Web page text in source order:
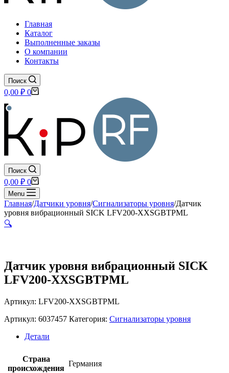
Главная
Каталог
Выполненные заказы
О компании
Контакты
Поиск
Корзина
0,00 ₽ 0
Поиск
Корзина
0,00 ₽ 0
Menu
Главная/Датчики уровня/Сигнализаторы уровня/Датчик
уровня вибрационный SICK LFV200-XXSGBTPML
🔍
Датчик уровня вибрационный SICK
LFV200-XXSGBTPML
Артикул: LFV200-XXSGBTPML
Артикул: 6037457 Категория: Сигнализаторы уровня
Детали
Страна
происхождения
Германия